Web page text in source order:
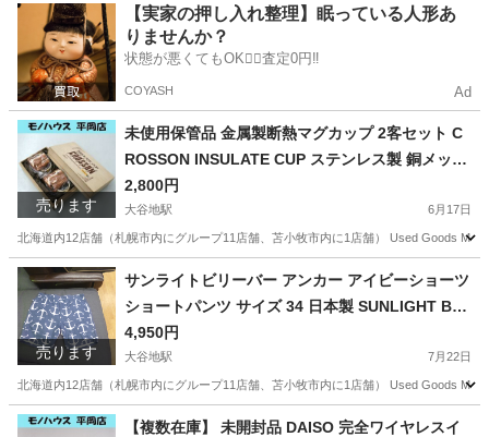
北海道 札幌市 大谷地駅 その他 竿秤
【実家の押し入れ整理】眠っている人形あ
りませんか？
状態が悪くてもOK🙆‍♀️査定0円‼️
COYASH Ad
売ります
未使用保管品 金属製断熱マグカップ 2客セット C
ROSSON INSULATE CUP ステンレス製 銅メッキ
クロッソン 札幌市 清田区 平岡
2,800円
大谷地駅 6月17日
北海道内12店舗（札幌市内にグループ11店舗、苫小牧市内に1店舗） Used Goods
北海道 札幌市 大谷地駅 食器
売ります
サンライトビリーバー アンカー アイビーショーツ
ショートパンツ サイズ 34 日本製 SUNLIGHT BEL
IEVER ☆ PayPay(ペイペイ)決済可能 ☆ 札幌市 清
田区 平岡
4,950円
大谷地駅 7月22日
北海道内12店舗（札幌市内にグループ11店舗、苫小牧市内に1店舗） Used Goods
北海道 札幌市 大谷地駅 パンツ
【複数在庫】 未開封品 DAISO 完全ワイヤレスイ